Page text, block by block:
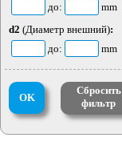
до:
mm
d2 (Диаметр внешний):
до:
mm
OK
Сбросить
фильтр